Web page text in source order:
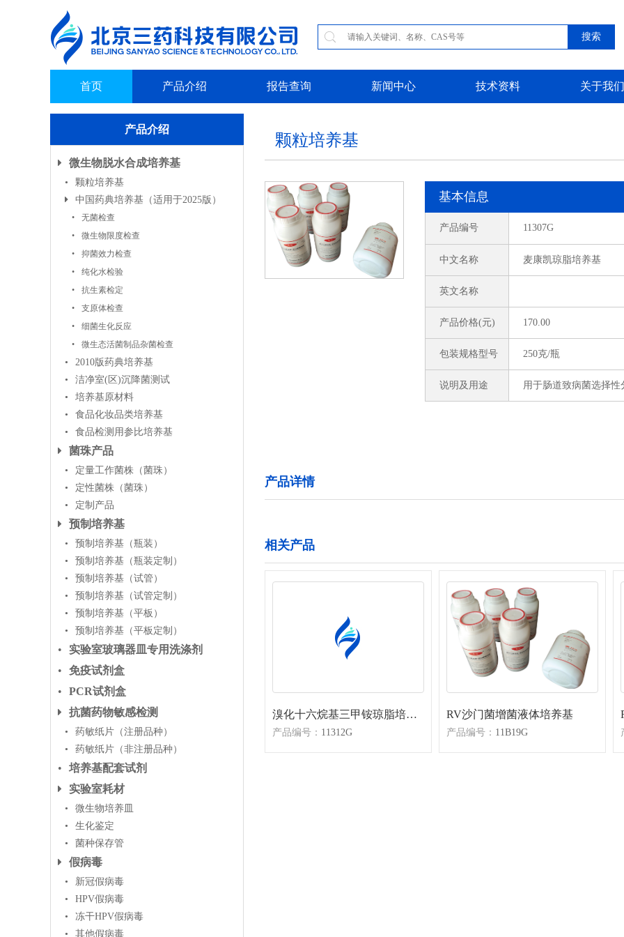
搜索
首页 产品介绍 报告查询 新闻中心 技术资料 关于我们
产品介绍
微生物脱水合成培养基
颗粒培养基
中国药典培养基（适用于2025版）
无菌检查
微生物限度检查
抑菌效力检查
纯化水检验
抗生素检定
支原体检查
细菌生化反应
微生态活菌制品杂菌检查
2010版药典培养基
洁净室(区)沉降菌测试
培养基原材料
食品化妆品类培养基
食品检测用参比培养基
菌珠产品
定量工作菌株（菌珠）
定性菌株（菌珠）
定制产品
预制培养基
预制培养基（瓶装）
预制培养基（瓶装定制）
预制培养基（试管）
预制培养基（试管定制）
预制培养基（平板）
预制培养基（平板定制）
实验室玻璃器皿专用洗涤剂
免疫试剂盒
PCR试剂盒
抗菌药物敏感检测
药敏纸片（注册品种）
药敏纸片（非注册品种）
培养基配套试剂
实验室耗材
微生物培养皿
生化鉴定
菌种保存管
假病毒
新冠假病毒
HPV假病毒
冻干HPV假病毒
其他假病毒
颗粒培养基
基本信息
产品编号 11307G
中文名称 麦康凯琼脂培养基
英文名称
产品价格(元) 170.00
包装规格型号 250克/瓶
说明及用途 用于肠道致病菌选择性
产品详情
相关产品
溴化十六烷基三甲铵琼脂培养基
产品编号： 11312G
RV沙门菌增菌液体培养基
产品编号： 11B19G